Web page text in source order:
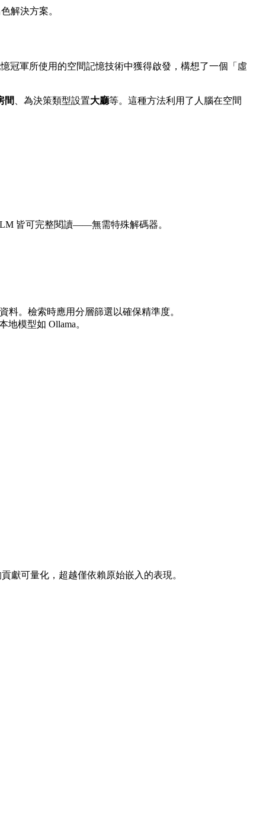
解決方案。
冠軍所使用的空間記憶技術中獲得啟發，構想了一個「虛
間 、為決策類型設置大廳等。這種方法利用了人腦在空間
皆可完整閱讀——無需特殊解碼器。
料。檢索時應用分層篩選以確保精準度。
模型如 Ollama。
獻可量化，超越僅依賴原始嵌入的表現。